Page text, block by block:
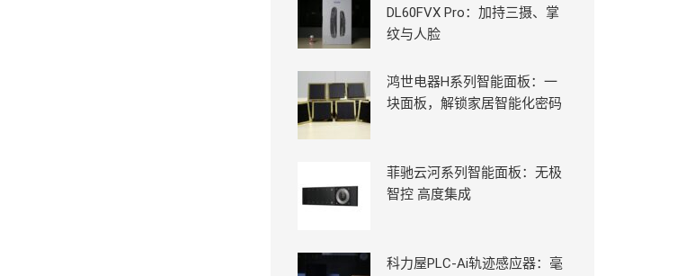
DL60FVX Pro：加持三摄、掌
纹与人脸
鸿世电器H系列智能面板：一
块面板，解锁家居智能化密码
菲驰云河系列智能面板：无极
智控 高度集成
科力屋PLC-Ai轨迹感应器：毫